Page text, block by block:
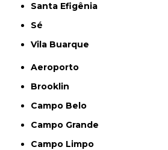
Santa Efigênia
Sé
Vila Buarque
Aeroporto
Brooklin
Campo Belo
Campo Grande
Campo Limpo